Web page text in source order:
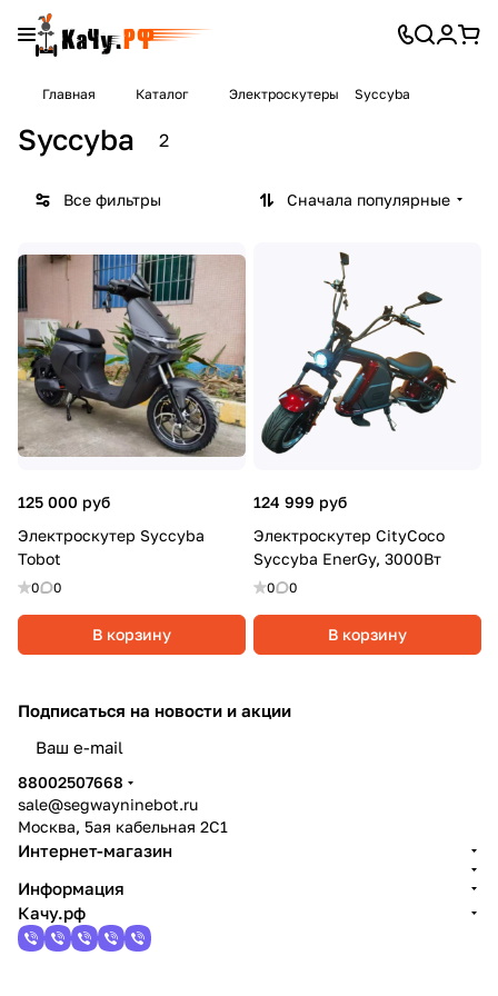
Главная Каталог Электроскутеры Syccyba
Syccyba 2
Все фильтры Сначала популярные
125 000 руб
Электроскутер Syccyba
Tobot
0 0
В корзину
124 999 руб
Электроскутер CityCoco
Syccyba EnerGy, 3000Вт
0 0
В корзину
Подписаться на новости и акции
88002507668
sale@segwayninebot.ru
Москва, 5ая кабельная 2С1
Интернет-магазин
Информация
Качу.рф